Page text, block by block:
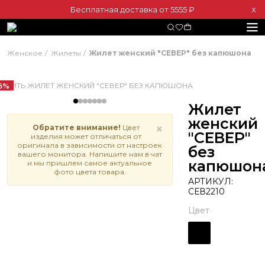
Бесплатная доставка от 5555 ₽ Х
Женское Жилеты Жилет женский "СЕВЕР" без капюшона
×
Обратите внимание! Цвет
изделия может отличаться от
оригинала в зависимости от настроек
вашего монитора. Напишите нам в чат
и мы пришлем самое актуальное
фото цвета товара.
Жилет
женский
"СЕВЕР"
без
АРТИКУЛ:
СЕВ2210
Цвет